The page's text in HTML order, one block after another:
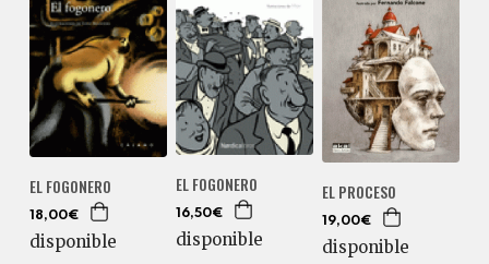
EL FOGONERO
18,00€
disponible
EL FOGONERO
16,50€
disponible
EL PROCESO
19,00€
disponible